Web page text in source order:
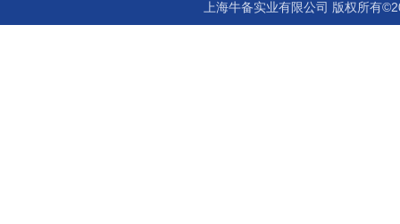
上海牛备实业有限公司 版权所有